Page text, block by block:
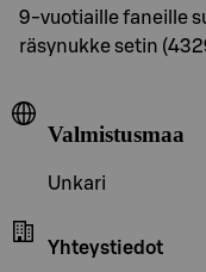
9-vuotiaille faneille
räsynukke setin
Valmistusmaa
Unkari
Yhteystiedot